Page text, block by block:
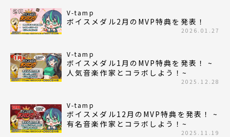
V-tamp
ボイスメダル2月のMVP特典を発表！
2026.01.27
V-tamp
ボイスメダル1月のMVP特典を発表！ ~
人気音楽作家とコラボしよう！~
2025.12.28
V-tamp
ボイスメダル12月のMVP特典を発表！ ~
有名音楽作家とコラボしよう！~
2025.11.19